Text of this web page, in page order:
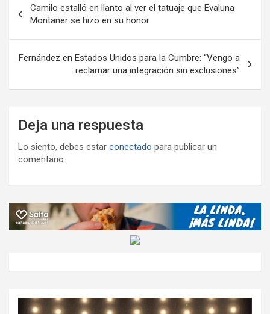
k
p
ail
tir
de
entradas
Camilo estalló en llanto al ver el tatuaje que Evaluna
Montaner se hizo en su honor
Fernández en Estados Unidos para la Cumbre: “Vengo a
reclamar una integración sin exclusiones”
Deja una respuesta
Lo siento, debes estar conectado para publicar un
comentario.